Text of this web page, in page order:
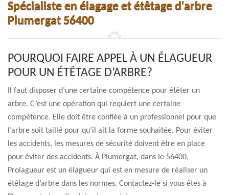
Spécialiste en élagage et étêtage d'arbre
Plumergat 56400
POURQUOI FAIRE APPEL À UN ÉLAGUEUR
POUR UN ÉTÊTAGE D’ARBRE?
Il faut disposer d’une certaine compétence pour étêter un
arbre. C’est une opération qui requiert une certaine
compétence. Elle doit être confiée à un professionnel pour que
l’arbre soit taillé pour qu’il ait la forme souhaitée. Pour éviter
les accidents, les mesures de sécurité doivent être en place
pour éviter des accidents. À Plumergat, dans le 56400,
Prolagueur est un élagueur qui est en mesure de réaliser un
étêtage d’arbre dans les normes. Contactez-le si vous êtes à